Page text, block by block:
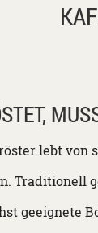
lebt